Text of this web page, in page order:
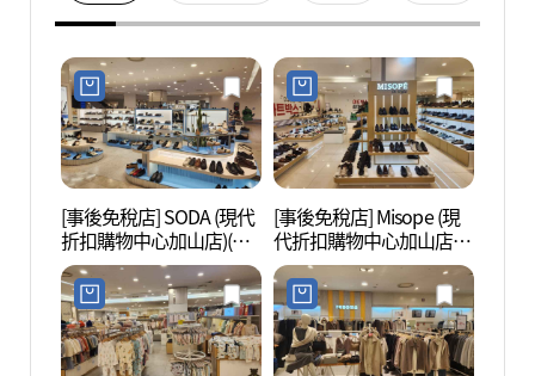
[事後免稅店] SODA (現代
折扣購物中心加山店)(소
다 현대아울렛 가산점)
[事後免稅店] Misope (現
代折扣購物中心加山店)
(미소페 현대아울렛 가산
점)